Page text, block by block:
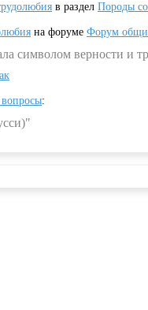
в раздел Породы
на форуме Форум
символом верности и
: